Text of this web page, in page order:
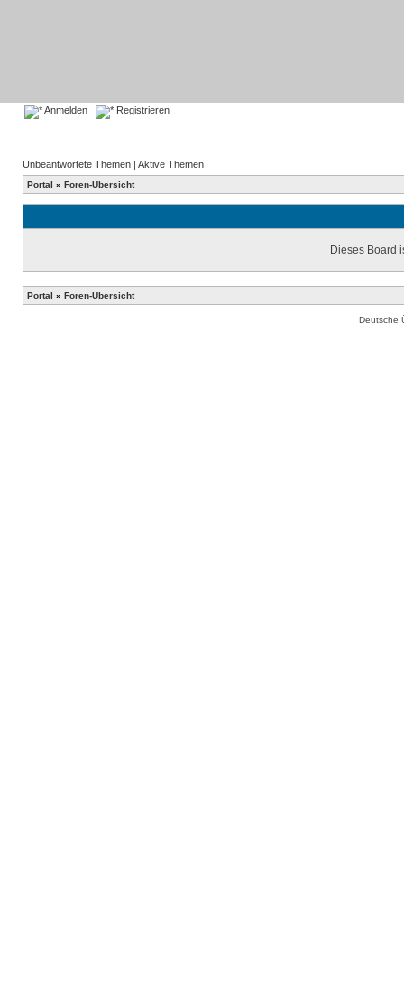
Anmelden Registrieren
Unbeantwortete Themen | Aktive Themen
Portal » Foren-Übersicht
Dieses Board
Portal » Foren-Übersicht
Deutsche